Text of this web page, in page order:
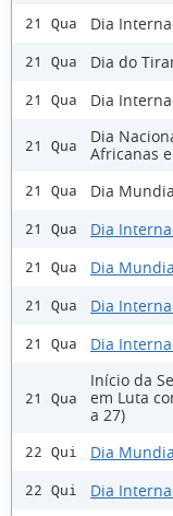
21 Qua Dia
21 Qua Dia do
21 Qua Dia
21 Qua
Dia
Africanas
21 Qua Dia
21 Qua Dia
21 Qua Dia
21 Qua Dia
21 Qua Dia
21 Qua
Início da
em Luta
a 27)
22 Qui Dia
22 Qui Dia